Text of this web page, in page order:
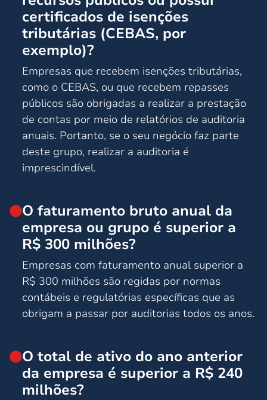
certificados de isenções
tributárias (CEBAS, por
exemplo)?
Empresas que recebem isenções tributárias,
como o CEBAS, ou que recebem repasses
públicos são obrigadas a realizar a prestação
de contas por meio de relatórios de auditoria
anuais. Portanto, se o seu negócio faz parte
deste grupo, realizar a auditoria é
imprescindível.
O faturamento bruto anual da
empresa ou grupo é superior a
R$ 300 milhões?
Empresas com faturamento anual superior a
R$ 300 milhões são regidas por normas
contábeis e regulatórias específicas que as
obrigam a passar por auditorias todos os anos.
O total de ativo do ano anterior
da empresa é superior a R$ 240
milhões?